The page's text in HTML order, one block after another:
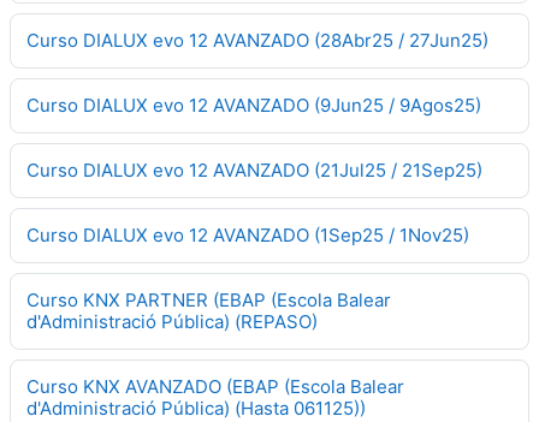
Curso DIALUX evo 12 AVANZADO (28Abr25 / 27Jun25)
Curso DIALUX evo 12 AVANZADO (9Jun25 / 9Agos25)
Curso DIALUX evo 12 AVANZADO (21Jul25 / 21Sep25)
Curso DIALUX evo 12 AVANZADO (1Sep25 / 1Nov25)
Curso KNX PARTNER (EBAP (Escola Balear
d'Administració Pública) (REPASO)
Curso KNX AVANZADO (EBAP (Escola Balear
d'Administració Pública) (Hasta 061125))